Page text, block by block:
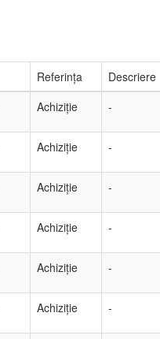
Referința Descriere
Achiziție -
Achiziție -
Achiziție -
Achiziție -
Achiziție -
Achiziție -